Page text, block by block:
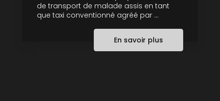
de transport de malade assis en tant
que taxi conventionné agréé par ...
En savoir plus